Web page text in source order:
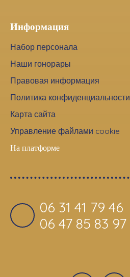
Информация
Набор персонала
Наши гонорары
Правовая информация
Политика конфиденциальности
Карта сайта
Управление файлами cookie
На платформе
06 31 41 79 46
06 47 85 83 97